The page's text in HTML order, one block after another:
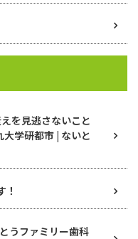
を見逃さないこと
学研都市 | ないと
！
うファミリー歯科